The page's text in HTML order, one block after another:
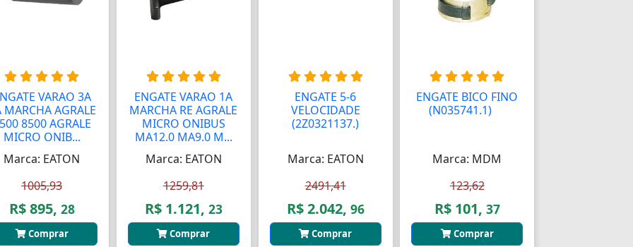
VARAO 3A
MARCHA AGRALE
8500 AGRALE
MICRO ONIB...
Marca: EATON
1005,93
R$ 895, 28
Comprar
ENGATE VARAO 1A
MARCHA RE AGRALE
MICRO ONIBUS
MA12.0 MA9.0 M...
Marca: EATON
1259,81
R$ 1.121, 23
Comprar
ENGATE 5-6
VELOCIDADE
(2Z0321137.)
Marca: EATON
2491,41
R$ 2.042, 96
Comprar
ENGATE BICO FINO
(N035741.1)AA
Marca: MDM
123,62
R$ 101, 37
Comprar